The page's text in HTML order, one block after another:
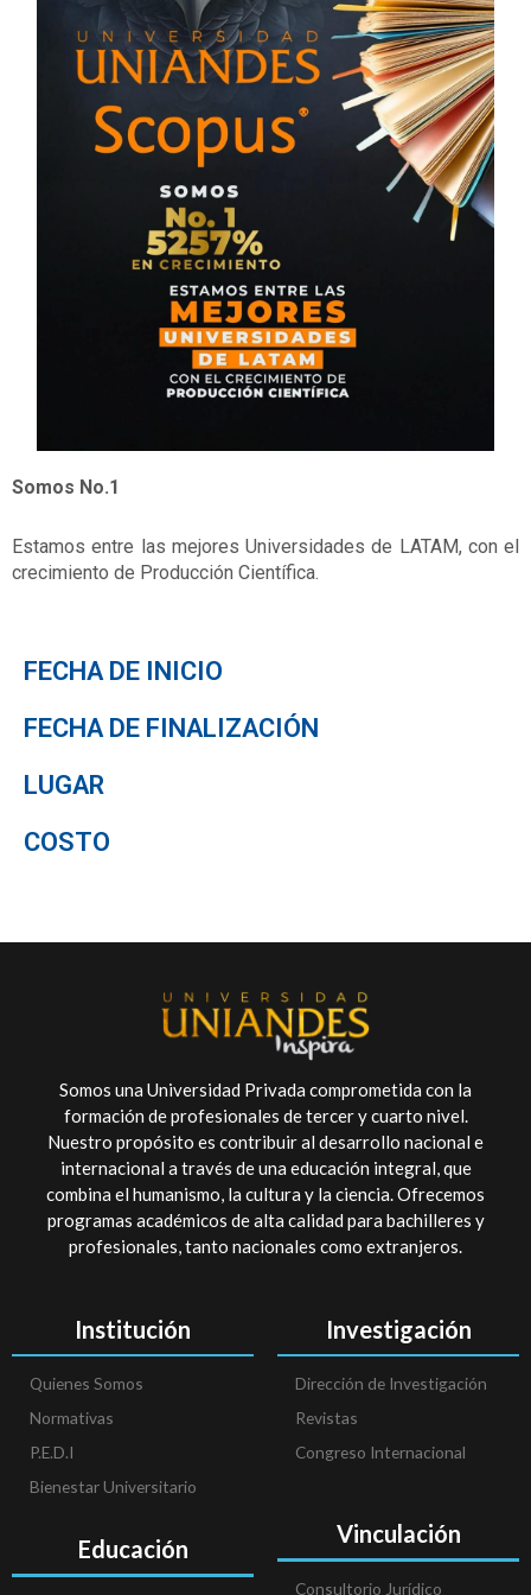
Somos No.1
Estamos entre las mejores Universidades de LATAM, con el
crecimiento de Producción Científica.
FECHA DE INICIO
FECHA DE FINALIZACIÓN
LUGAR
COSTO
Somos una Universidad Privada comprometida con la
formación de profesionales de tercer y cuarto nivel.
Nuestro propósito es contribuir al desarrollo nacional e
internacional a través de una educación integral, que
combina el humanismo, la cultura y la ciencia. Ofrecemos
programas académicos de alta calidad para bachilleres y
profesionales, tanto nacionales como extranjeros.
Institución
Quienes Somos
Normativas
P.E.D.I
Bienestar Universitario
Educación
Investigación
Dirección de Investigación
Revistas
Congreso Internacional
Vinculación
Consultorio Jurídico